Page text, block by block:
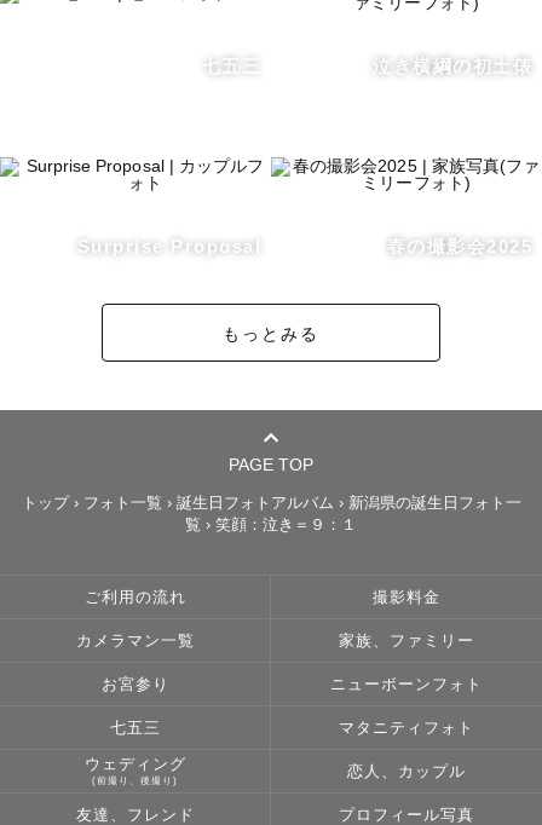
交通費が3000円を超える場合、追加で交通費・出張費をご
・英語対応ができます English Available
・北陸や東北の魅力を生かします
撮影に不慣れでもご安心ください。この丸顔と笑顔で、気
づいたら自然に笑顔になっています。
元々新聞記者として記録するために写真を撮っていました
が、人に喜んでもらうために撮りたいという思いから、カ
メラマンに転身しました📷
忘れることが惜しくて、記憶を辿るきっかけとなる写真に
タチに残しませんか？
七五三 泣き横綱の初土俵
Surprise Proposal 春の撮影会2025
もっとみる
PAGE TOP
トップ› フォト一覧 › 誕生日フォトアルバム › 新潟県の誕生日フォト一
覧 › 笑顔：泣き＝９：１
ご利用の流れ 撮影料金
カメラマン一覧 家族、ファミリー
お宮参り ニューボーンフォト
七五三 マタニティフォト
ウェディング
(前撮り、後撮り)
恋人、カップル
友達、フレンド プロフィール写真